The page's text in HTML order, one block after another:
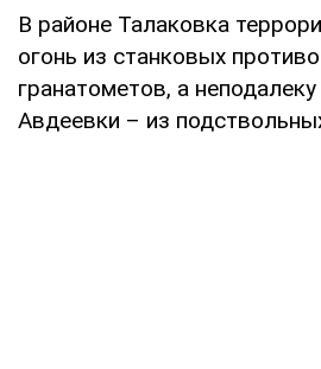
В районе Талаковка
огонь из станковых
гранатометов, а
Авдеевки – из